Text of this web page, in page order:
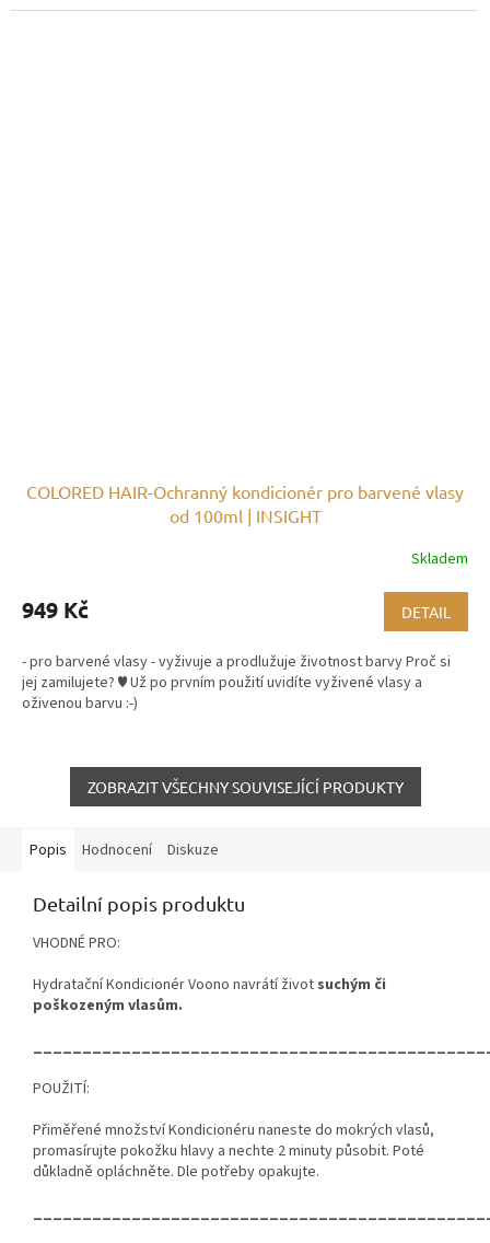
COLORED HAIR-Ochranný kondicionér pro barvené vlasy
od 100ml | INSIGHT
Skladem
949 Kč DETAIL
- pro barvené vlasy - vyživuje a prodlužuje životnost barvy Proč si
jej zamilujete? ♥ Už po prvním použití uvidíte vyživené vlasy a
oživenou barvu :-)
ZOBRAZIT VŠECHNY SOUVISEJÍCÍ PRODUKTY
Popis Hodnocení Diskuze
Detailní popis produktu
VHODNÉ PRO:
Hydratační Kondicionér Voono navrátí život suchým či
poškozeným vlasům.
POUŽITÍ:
Přiměřené množství Kondicionéru naneste do mokrých vlasů,
promasírujte pokožku hlavy a nechte 2 minuty působit. Poté
důkladně opláchněte. Dle potřeby opakujte.